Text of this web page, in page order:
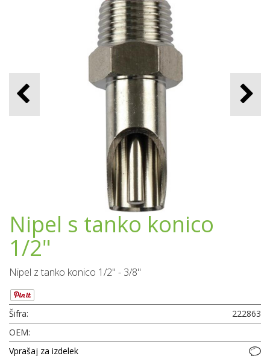
Nipel s tanko konico
1/2"
Nipel z tanko konico 1/2" - 3/8"
Šifra:
222863
OEM:
Vprašaj za izdelek